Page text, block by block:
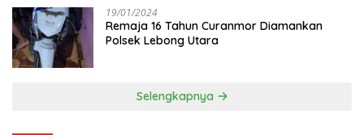
19/01/2024
Remaja 16 Tahun Curanmor Diamankan
Polsek Lebong Utara
Selengkapnya